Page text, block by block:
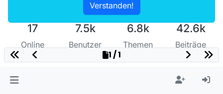
17
Online
7.5k
Benutzer
6.8k
Themen
42.6k
Beiträge
1 / 1
Verstanden!